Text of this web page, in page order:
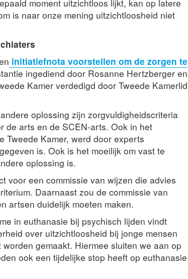
moment uitzichtloos lijkt, kan op latere
is naar onze mening uitzichtloosheid niet
initiatiefnota voorstellen om de zorgen te
ingediend door Rosanne Hertzberger en
Kamer verdedigd door Tweede Kamerlid
oplossing zijn zorgvuldigheidscriteria
de arts en de SCEN-arts. Ook in het
Tweede Kamer, werd door experts
is. Ook is het moeilijk om vast te
oplossing is.
voor een commissie van wijzen die advies
Daarnaast zou de commissie van
artsen duidelijk moeten maken.
in euthanasie bij psychisch lijden vindt
over uitzichtloosheid bij jonge mensen
gemaakt. Hiermee sluiten we aan op
ook een tijdelijke stop heeft op euthanasie